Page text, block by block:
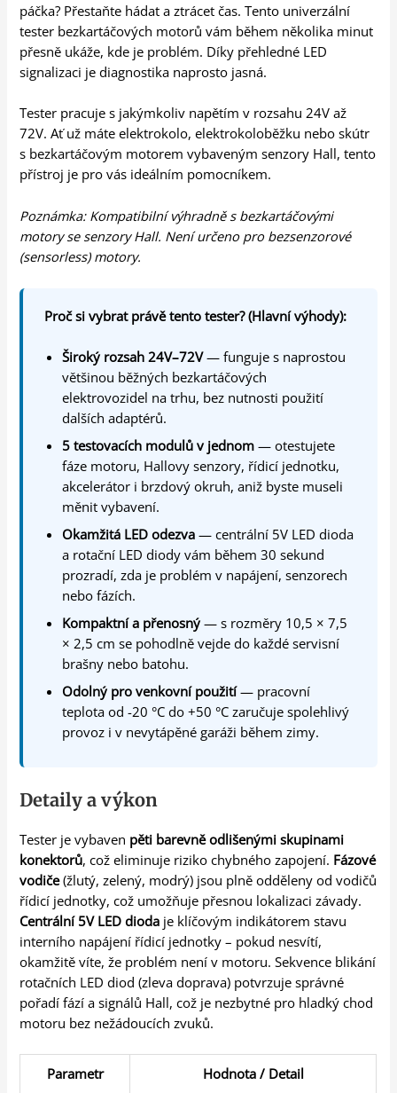
páčka? Přestaňte hádat a ztrácet čas. Tento univerzální
tester bezkartáčových motorů vám během několika minut
přesně ukáže, kde je problém. Díky přehledné LED
signalizaci je diagnostika naprosto jasná.
Tester pracuje s jakýmkoliv napětím v rozsahu 24V až
72V. Ať už máte elektrokolo, elektrokoloběžku nebo skútr
s bezkartáčovým motorem vybaveným senzory Hall, tento
přístroj je pro vás ideálním pomocníkem.
Poznámka: Kompatibilní výhradně s bezkartáčovými
motory se senzory Hall. Není určeno pro bezsenzorové
(sensorless) motory.
Proč si vybrat právě tento tester? (Hlavní výhody):
Široký rozsah 24V–72V— funguje s naprostou
většinou běžných bezkartáčových
elektrovozidel na trhu, bez nutnosti použití
dalších adaptérů.
5 testovacích modulů v jednom — otestujete
fáze motoru, Hallovy senzory, řídicí jednotku,
akcelerátor i brzdový okruh, aniž byste museli
měnit vybavení.
Okamžitá LED odezva — centrální 5V LED dioda
a rotační LED diody vám během 30 sekund
prozradí, zda je problém v napájení, senzorech
nebo fázích.
Kompaktní a přenosný — s rozměry 10,5 × 7,5
× 2,5 cm se pohodlně vejde do každé servisní
brašny nebo batohu.
Odolný pro venkovní použití— pracovní
teplota od -20 °C do +50 °C zaručuje spolehlivý
provoz i v nevytápěné garáži během zimy.
Detaily a výkon
Tester je vybaven pěti barevně odlišenými skupinami
konektorů, což eliminuje riziko chybného zapojení. Fázové
vodiče(žlutý, zelený, modrý) jsou plně odděleny od vodičů
řídicí jednotky, což umožňuje přesnou lokalizaci závady.
Centrální 5V LED dioda je klíčovým indikátorem stavu
interního napájení řídicí jednotky – pokud nesvítí,
okamžitě víte, že problém není v motoru. Sekvence blikání
rotačních LED diod (zleva doprava) potvrzuje správné
pořadí fází a signálů Hall, což je nezbytné pro hladký chod
motoru bez nežádoucích zvuků.
Parametr Hodnota / Detail